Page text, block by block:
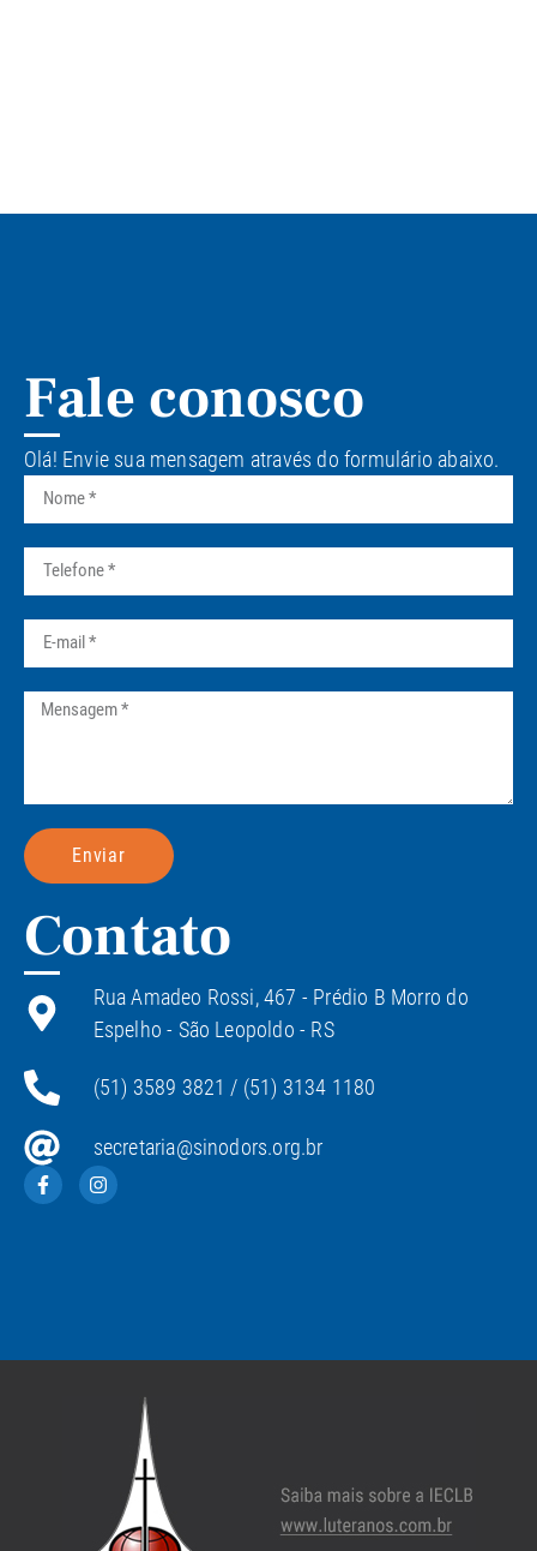
Fale conosco
Olá! Envie sua mensagem através do formulário abaixo.
Enviar
Contato
Rua Amadeo Rossi, 467 - Prédio B Morro do
Espelho - São Leopoldo - RS
(51) 3589 3821 / (51) 3134 1180
secretaria@sinodors.org.br